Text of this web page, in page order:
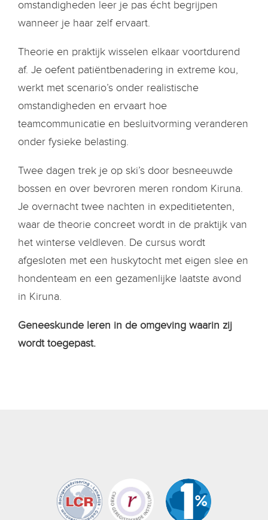
omstandigheden leer je pas écht begrijpen
wanneer je haar zelf ervaart.
Theorie en praktijk wisselen elkaar voortdurend
af. Je oefent patiëntbenadering in extreme kou,
werkt met scenario’s onder realistische
omstandigheden en ervaart hoe
teamcommunicatie en besluitvorming veranderen
onder fysieke belasting.
Twee dagen trek je op ski’s door besneeuwde
bossen en over bevroren meren rondom Kiruna.
Je overnacht twee nachten in expeditietenten,
waar de theorie concreet wordt in de praktijk van
het winterse veldleven. De cursus wordt
afgesloten met een huskytocht met eigen slee en
hondenteam en een gezamenlijke laatste avond
in Kiruna.
Geneeskunde leren in de omgeving waarin zij
wordt toegepast.